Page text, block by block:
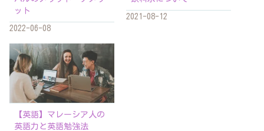
ット
2022-06-08
2021-08-12
【英語】マレーシア人の
英語力と英語勉強法